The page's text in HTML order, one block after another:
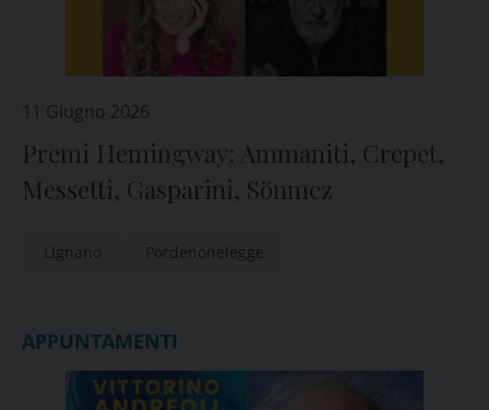
11 Giugno 2026
Premi Hemingway: Ammaniti, Crepet,
Messetti, Gasparini, Sönmez
Lignano Pordenonelegge
APPUNTAMENTI